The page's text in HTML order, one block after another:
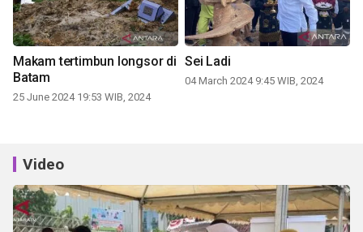
Makam tertimbun longsor di
Batam
25 June 2024 19:53 WIB, 2024
Sei Ladi
04 March 2024 9:45 WIB, 2024
Video